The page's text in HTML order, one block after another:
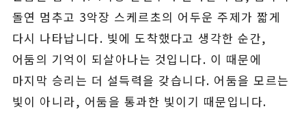
돌연 멈추고 3악장 스케르초의 어두운 주제가 짧게
다시 나타납니다. 빛에 도착했다고 생각한 순간,
어둠의 기억이 되살아나는 것입니다. 이 때문에
마지막 승리는 더 설득력을 갖습니다. 어둠을 모르는
빛이 아니라, 어둠을 통과한 빛이기 때문입니다.